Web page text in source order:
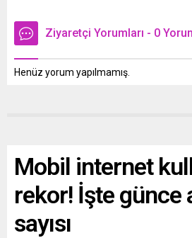
Ziyaretçi Yorumları - 0
Henüz yorum yapılmamış.
Mobil internet
rekor! İşte günce
sayısı